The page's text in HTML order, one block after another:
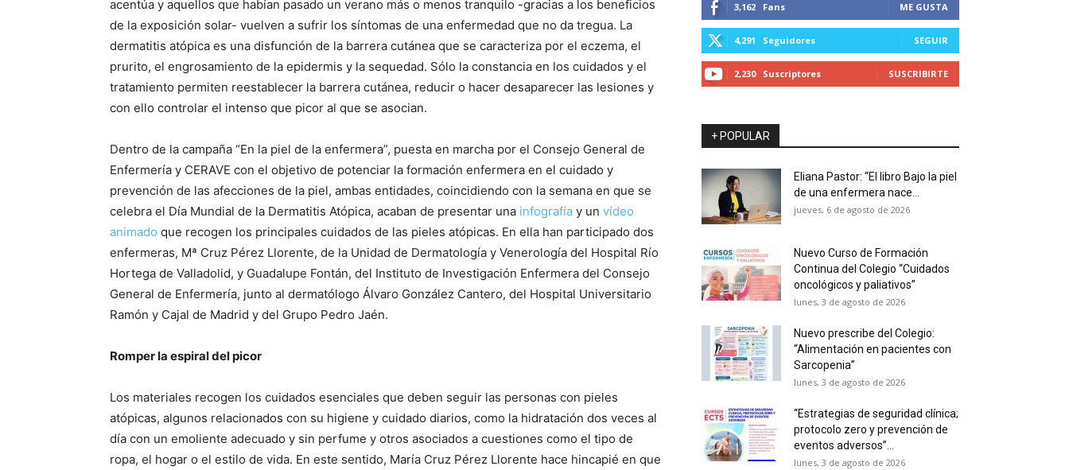
acentúa y aquellos que habían pasado un verano más o menos tranquilo -gracias a los beneficios
de la exposición solar- vuelven a sufrir los síntomas de una enfermedad que no da tregua. La
dermatitis atópica es una disfunción de la barrera cutánea que se caracteriza por el eczema, el
prurito, el engrosamiento de la epidermis y la sequedad. Sólo la constancia en los cuidados y el
tratamiento permiten reestablecer la barrera cutánea, reducir o hacer desaparecer las lesiones y
con ello controlar el intenso que picor al que se asocian.
Dentro de la campaña “En la piel de la enfermera”, puesta en marcha por el Consejo General de
Enfermería y CERAVE con el objetivo de potenciar la formación enfermera en el cuidado y
prevención de las afecciones de la piel, ambas entidades, coincidiendo con la semana en que se
celebra el Día Mundial de la Dermatitis Atópica, acaban de presentar una infografía y un vídeo
animado que recogen los principales cuidados de las pieles atópicas. En ella han participado dos
enfermeras, Mª Cruz Pérez Llorente, de la Unidad de Dermatología y Venerología del Hospital Río
Hortega de Valladolid, y Guadalupe Fontán, del Instituto de Investigación Enfermera del Consejo
General de Enfermería, junto al dermatólogo Álvaro González Cantero, del Hospital Universitario
Ramón y Cajal de Madrid y del Grupo Pedro Jaén.
Romper la espiral del picor
Los materiales recogen los cuidados esenciales que deben seguir las personas con pieles
atópicas, algunos relacionados con su higiene y cuidado diarios, como la hidratación dos veces al
día con un emoliente adecuado y sin perfume y otros asociados a cuestiones como el tipo de
ropa, el hogar o el estilo de vida. En este sentido, María Cruz Pérez Llorente hace hincapié en que
3,162 Fans ME GUSTA
4,291 Seguidores SEGUIR
2,230 Suscriptores SUSCRIBIRTE
+ POPULAR
Eliana Pastor: “El libro Bajo la piel
de una enfermera nace...
jueves, 6 de agosto de 2026
Nuevo Curso de Formación
Continua del Colegio “Cuidados
oncológicos y paliativos”
lunes, 3 de agosto de 2026
Nuevo prescribe del Colegio:
“Alimentación en pacientes con
Sarcopenia”
lunes, 3 de agosto de 2026
“Estrategias de seguridad clínica;
protocolo zero y prevención de
eventos adversos”...
lunes, 3 de agosto de 2026